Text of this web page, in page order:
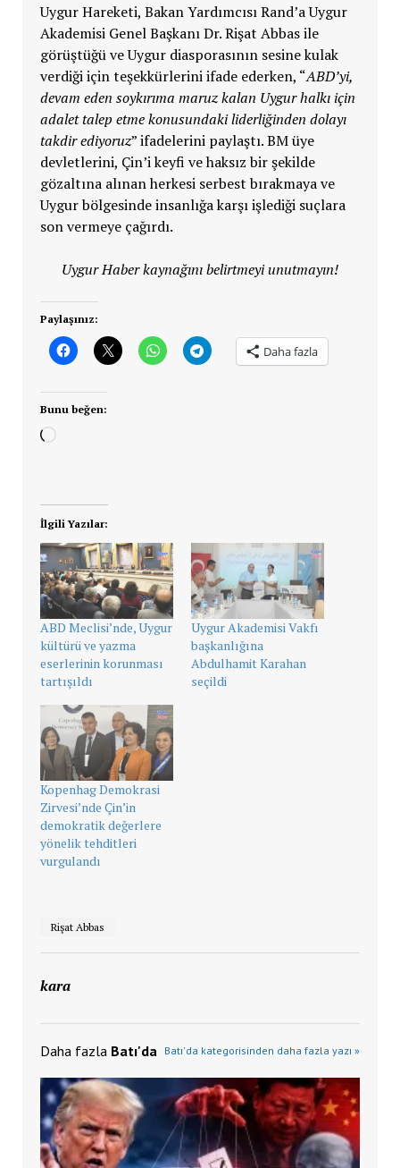
Uygur Hareketi, Bakan Yardımcısı Rand’a Uygur
Akademisi Genel Başkanı Dr. Rişat Abbas ile
görüştüğü ve Uygur diasporasının sesine kulak
verdiği için teşekkürlerini ifade ederken, “ABD’yi,
devam eden soykırıma maruz kalan Uygur halkı için
adalet talep etme konusundaki liderliğinden dolayı
takdir ediyoruz” ifadelerini paylaştı. BM üye
devletlerini, Çin’i keyfi ve haksız bir şekilde
gözaltına alınan herkesi serbest bırakmaya ve
Uygur bölgesinde insanlığa karşı işlediği suçlara
son vermeye çağırdı.
Uygur Haber kaynağını belirtmeyi unutmayın!
Paylaşınız:
Daha fazla
Bunu beğen:
Yükleniyor...
İlgili Yazılar:
ABD Meclisi’nde, Uygur
kültürü ve yazma
eserlerinin korunması
tartışıldı
Uygur Akademisi Vakfı
başkanlığına
Abdulhamit Karahan
seçildi
Kopenhag Demokrasi
Zirvesi’nde Çin’in
demokratik değerlere
yönelik tehditleri
vurgulandı
Rişat Abbas
kara
Daha fazla Batı'da Batı'da kategorisinden daha fazla yazı »